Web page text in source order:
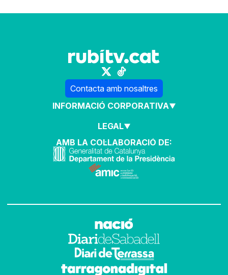
Contacta amb nosaltres
INFORMACIÓ CORPORATIVA
LEGAL
AMB LA COL·LABORACIÓ DE: